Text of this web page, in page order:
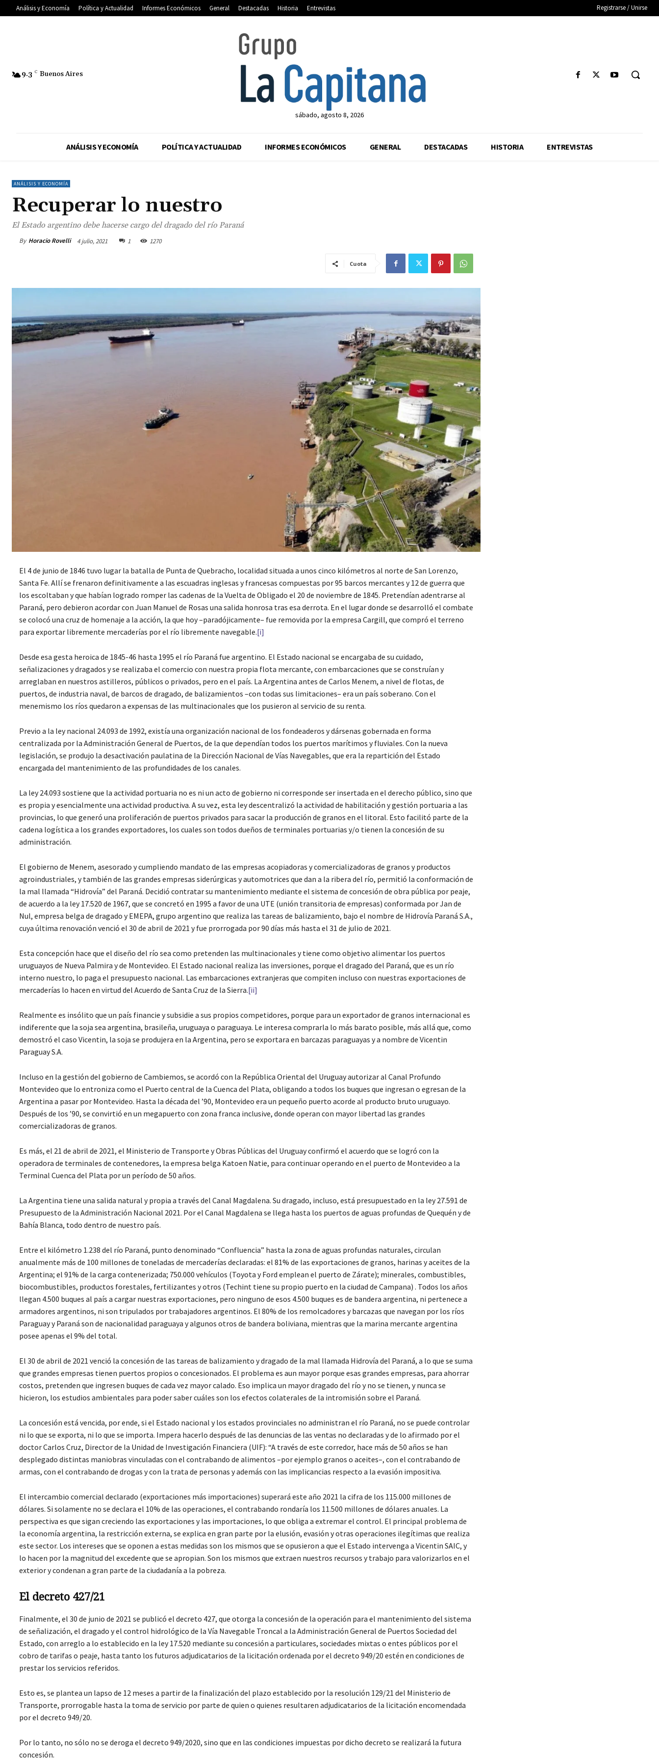
Análisis y Economía Política y Actualidad Informes Económicos General Destacadas Historia Entrevistas Registrarse / Unirse
9.3 C Buenos Aires
sábado, agosto 8, 2026
ANÁLISIS Y ECONOMÍA POLÍTICA Y ACTUALIDAD INFORMES ECONÓMICOS GENERAL DESTACADAS HISTORIA ENTREVISTAS
ANÁLISIS Y ECONOMÍA
Recuperar lo nuestro
El Estado argentino debe hacerse cargo del dragado del río Paraná
By Horacio Rovelli 4 julio, 2021 1 1270
Cuota
El 4 de junio de 1846 tuvo lugar la batalla de Punta de Quebracho, localidad situada a unos cinco kilómetros al norte de San Lorenzo,
Santa Fe. Allí se frenaron definitivamente a las escuadras inglesas y francesas compuestas por 95 barcos mercantes y 12 de guerra que
los escoltaban y que habían logrado romper las cadenas de la Vuelta de Obligado el 20 de noviembre de 1845. Pretendían adentrarse al
Paraná, pero debieron acordar con Juan Manuel de Rosas una salida honrosa tras esa derrota. En el lugar donde se desarrolló el combate
se colocó una cruz de homenaje a la acción, la que hoy –paradójicamente– fue removida por la empresa Cargill, que compró el terreno
para exportar libremente mercaderías por el río libremente navegable.[i]
Desde esa gesta heroica de 1845-46 hasta 1995 el río Paraná fue argentino. El Estado nacional se encargaba de su cuidado,
señalizaciones y dragados y se realizaba el comercio con nuestra propia flota mercante, con embarcaciones que se construían y
arreglaban en nuestros astilleros, públicos o privados, pero en el país. La Argentina antes de Carlos Menem, a nivel de flotas, de
puertos, de industria naval, de barcos de dragado, de balizamientos –con todas sus limitaciones– era un país soberano. Con el
menemismo los ríos quedaron a expensas de las multinacionales que los pusieron al servicio de su renta.
Previo a la ley nacional 24.093 de 1992, existía una organización nacional de los fondeaderos y dársenas gobernada en forma
centralizada por la Administración General de Puertos, de la que dependían todos los puertos marítimos y fluviales. Con la nueva
legislación, se produjo la desactivación paulatina de la Dirección Nacional de Vías Navegables, que era la repartición del Estado
encargada del mantenimiento de las profundidades de los canales.
La ley 24.093 sostiene que la actividad portuaria no es ni un acto de gobierno ni corresponde ser insertada en el derecho público, sino que
es propia y esencialmente una actividad productiva. A su vez, esta ley descentralizó la actividad de habilitación y gestión portuaria a las
provincias, lo que generó una proliferación de puertos privados para sacar la producción de granos en el litoral. Esto facilitó parte de la
cadena logística a los grandes exportadores, los cuales son todos dueños de terminales portuarias y/o tienen la concesión de su
administración.
El gobierno de Menem, asesorado y cumpliendo mandato de las empresas acopiadoras y comercializadoras de granos y productos
agroindustriales, y también de las grandes empresas siderúrgicas y automotrices que dan a la ribera del río, permitió la conformación de
la mal llamada “Hidrovía” del Paraná. Decidió contratar su mantenimiento mediante el sistema de concesión de obra pública por peaje,
de acuerdo a la ley 17.520 de 1967, que se concretó en 1995 a favor de una UTE (unión transitoria de empresas) conformada por Jan de
Nul, empresa belga de dragado y EMEPA, grupo argentino que realiza las tareas de balizamiento, bajo el nombre de Hidrovía Paraná S.A.,
cuya última renovación venció el 30 de abril de 2021 y fue prorrogada por 90 días más hasta el 31 de julio de 2021.
Esta concepción hace que el diseño del río sea como pretenden las multinacionales y tiene como objetivo alimentar los puertos
uruguayos de Nueva Palmira y de Montevideo. El Estado nacional realiza las inversiones, porque el dragado del Paraná, que es un río
interno nuestro, lo paga el presupuesto nacional. Las embarcaciones extranjeras que compiten incluso con nuestras exportaciones de
mercaderías lo hacen en virtud del Acuerdo de Santa Cruz de la Sierra.[ii]
Realmente es insólito que un país financie y subsidie a sus propios competidores, porque para un exportador de granos internacional es
indiferente que la soja sea argentina, brasileña, uruguaya o paraguaya. Le interesa comprarla lo más barato posible, más allá que, como
demostró el caso Vicentin, la soja se produjera en la Argentina, pero se exportara en barcazas paraguayas y a nombre de Vicentin
Paraguay S.A.
Incluso en la gestión del gobierno de Cambiemos, se acordó con la República Oriental del Uruguay autorizar al Canal Profundo
Montevideo que lo entroniza como el Puerto central de la Cuenca del Plata, obligando a todos los buques que ingresan o egresan de la
Argentina a pasar por Montevideo. Hasta la década del ’90, Montevideo era un pequeño puerto acorde al producto bruto uruguayo.
Después de los ’90, se convirtió en un megapuerto con zona franca inclusive, donde operan con mayor libertad las grandes
comercializadoras de granos.
Es más, el 21 de abril de 2021, el Ministerio de Transporte y Obras Públicas del Uruguay confirmó el acuerdo que se logró con la
operadora de terminales de contenedores, la empresa belga Katoen Natie, para continuar operando en el puerto de Montevideo a la
Terminal Cuenca del Plata por un período de 50 años.
La Argentina tiene una salida natural y propia a través del Canal Magdalena. Su dragado, incluso, está presupuestado en la ley 27.591 de
Presupuesto de la Administración Nacional 2021. Por el Canal Magdalena se llega hasta los puertos de aguas profundas de Quequén y de
Bahía Blanca, todo dentro de nuestro país.
Entre el kilómetro 1.238 del río Paraná, punto denominado “Confluencia” hasta la zona de aguas profundas naturales, circulan
anualmente más de 100 millones de toneladas de mercaderías declaradas: el 81% de las exportaciones de granos, harinas y aceites de la
Argentina; el 91% de la carga contenerizada; 750.000 vehículos (Toyota y Ford emplean el puerto de Zárate); minerales, combustibles,
biocombustibles, productos forestales, fertilizantes y otros (Techint tiene su propio puerto en la ciudad de Campana) . Todos los años
llegan 4.500 buques al país a cargar nuestras exportaciones, pero ninguno de esos 4.500 buques es de bandera argentina, ni pertenece a
armadores argentinos, ni son tripulados por trabajadores argentinos. El 80% de los remolcadores y barcazas que navegan por los ríos
Paraguay y Paraná son de nacionalidad paraguaya y algunos otros de bandera boliviana, mientras que la marina mercante argentina
posee apenas el 9% del total.
El 30 de abril de 2021 venció la concesión de las tareas de balizamiento y dragado de la mal llamada Hidrovía del Paraná, a lo que se suma
que grandes empresas tienen puertos propios o concesionados. El problema es aun mayor porque esas grandes empresas, para ahorrar
costos, pretenden que ingresen buques de cada vez mayor calado. Eso implica un mayor dragado del río y no se tienen, y nunca se
hicieron, los estudios ambientales para poder saber cuáles son los efectos colaterales de la intromisión sobre el Paraná.
La concesión está vencida, por ende, si el Estado nacional y los estados provinciales no administran el río Paraná, no se puede controlar
ni lo que se exporta, ni lo que se importa. Impera hacerlo después de las denuncias de las ventas no declaradas y de lo afirmado por el
doctor Carlos Cruz, Director de la Unidad de Investigación Financiera (UIF): “A través de este corredor, hace más de 50 años se han
desplegado distintas maniobras vinculadas con el contrabando de alimentos –por ejemplo granos o aceites–, con el contrabando de
armas, con el contrabando de drogas y con la trata de personas y además con las implicancias respecto a la evasión impositiva.
El intercambio comercial declarado (exportaciones más importaciones) superará este año 2021 la cifra de los 115.000 millones de
dólares. Si solamente no se declara el 10% de las operaciones, el contrabando rondaría los 11.500 millones de dólares anuales. La
perspectiva es que sigan creciendo las exportaciones y las importaciones, lo que obliga a extremar el control. El principal problema de
la economía argentina, la restricción externa, se explica en gran parte por la elusión, evasión y otras operaciones ilegítimas que realiza
este sector. Los intereses que se oponen a estas medidas son los mismos que se opusieron a que el Estado intervenga a Vicentin SAIC, y
lo hacen por la magnitud del excedente que se apropian. Son los mismos que extraen nuestros recursos y trabajo para valorizarlos en el
exterior y condenan a gran parte de la ciudadanía a la pobreza.
El decreto 427/21
Finalmente, el 30 de junio de 2021 se publicó el decreto 427, que otorga la concesión de la operación para el mantenimiento del sistema
de señalización, el dragado y el control hidrológico de la Vía Navegable Troncal a la Administración General de Puertos Sociedad del
Estado, con arreglo a lo establecido en la ley 17.520 mediante su concesión a particulares, sociedades mixtas o entes públicos por el
cobro de tarifas o peaje, hasta tanto los futuros adjudicatarios de la licitación ordenada por el decreto 949/20 estén en condiciones de
prestar los servicios referidos.
Esto es, se plantea un lapso de 12 meses a partir de la finalización del plazo establecido por la resolución 129/21 del Ministerio de
Transporte, prorrogable hasta la toma de servicio por parte de quien o quienes resultaren adjudicatarios de la licitación encomendada
por el decreto 949/20.
Por lo tanto, no sólo no se deroga el decreto 949/2020, sino que en las condiciones impuestas por dicho decreto se realizará la futura
concesión.